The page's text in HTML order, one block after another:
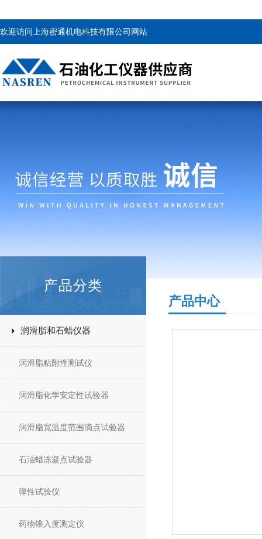
欢迎访问上海密通机电科技有限公司网站
产品分类
润滑脂和石蜡仪器
润滑脂粘附性测试仪
润滑脂化学安定性试验器
润滑脂宽温度范围滴点试验器
石油蜡冻凝点试验器
弹性试验仪
药物锥入度测定仪
产品中心